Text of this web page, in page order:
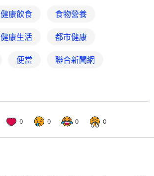
健康飲食 食物營養
健康生活 都市健康
便當 聯合新聞網
0 0 0 0